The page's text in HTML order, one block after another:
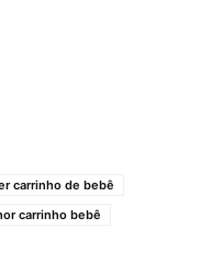
carrinho de bebê
carrinho bebê